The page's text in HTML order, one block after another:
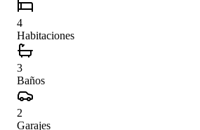
4
Habitaciones
3
Baños
2
Garajes